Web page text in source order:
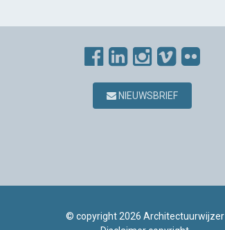
NIEUWSBRIEF
© copyright 2026 Architectuurwijzer